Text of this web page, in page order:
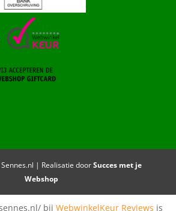
| Realisatie doorSucces met je
Webshop
bij WebwinkelKeur Reviews is